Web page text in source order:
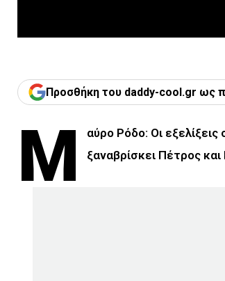
Προσθήκη του daddy-cool.gr ως
Μ
αύρο Ρόδο: Οι
ξαναβρίσκει Πέτρος και